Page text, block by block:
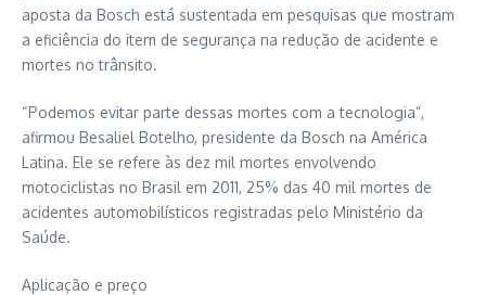
aposta da Bosch está sustentada em pesquisas que mostram
a eficiência do item de segurança na redução de acidente e
mortes no trânsito.
“Podemos evitar parte dessas mortes com a tecnologia”,
afirmou Besaliel Botelho, presidente da Bosch na América
Latina. Ele se refere às dez mil mortes envolvendo
motociclistas no Brasil em 2011, 25% das 40 mil mortes de
acidentes automobilísticos registradas pelo Ministério da
Saúde.
Aplicação e preço